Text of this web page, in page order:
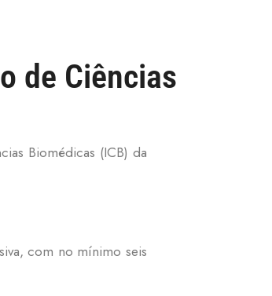
de Ciências
Biomédicas (ICB) da
com no mínimo seis